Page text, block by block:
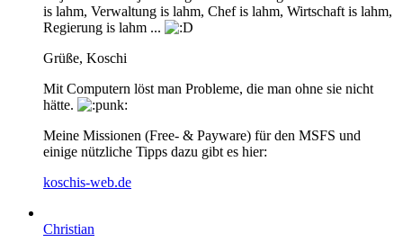
is lahm, Verwaltung is lahm, Chef is lahm, Wirtschaft is lahm,
Regierung is lahm ...
Grüße, Koschi
Mit Computern löst man Probleme, die man ohne sie nicht
hätte.
Meine Missionen (Free- & Payware) für den MSFS und
einige nützliche Tipps dazu gibt es hier:
koschis-web.de
Christian